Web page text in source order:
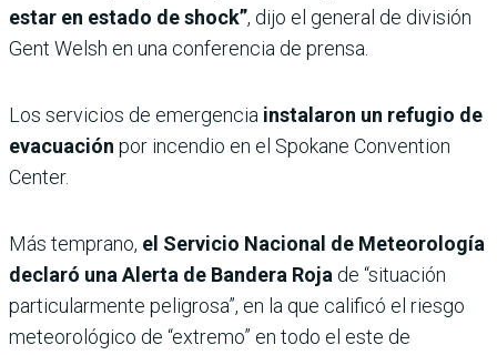
estar en estado de shock”, dijo el general de división
Gent Welsh en una conferencia de prensa.
Los servicios de emergencia instalaron un refugio de
evacuación por incendio en el Spokane Convention
Center.
Más temprano, el Servicio Nacional de Meteorología
declaró una Alerta de Bandera Roja de “situación
particularmente peligrosa”, en la que calificó el riesgo
meteorológico de “extremo” en todo el este de